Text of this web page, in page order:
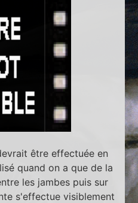
être effectuée en
quand on a que de la
les jambes puis sur
s'effectue visiblement